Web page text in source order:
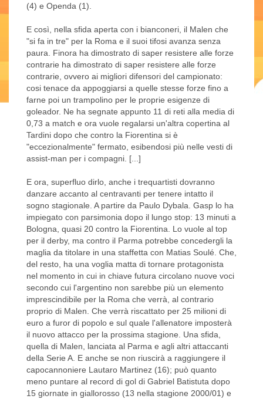
(4) e Openda (1).
E così, nella sfida aperta con i bianconeri, il Malen che
"si fa in tre" per la Roma e il suoi tifosi avanza senza
paura. Finora ha dimostrato di saper resistere alle forze
contrarie ha dimostrato di saper resistere alle forze
contrarie, ovvero ai migliori difensori del campionato:
cosi tenace da appoggiarsi a quelle stesse forze fino a
farne poi un trampolino per le proprie esigenze di
goleador. Ne ha segnate appunto 11 di reti alla media di
0,73 a match e ora vuole regalarsi un'altra copertina al
Tardini dopo che contro la Fiorentina si è
"eccezionalmente" fermato, esibendosi più nelle vesti di
assist-man per i compagni. [...]
E ora, superfluo dirlo, anche i trequartisti dovranno
danzare accanto al centravanti per tenere intatto il
sogno stagionale. A partire da Paulo Dybala. Gasp lo ha
impiegato con parsimonia dopo il lungo stop: 13 minuti a
Bologna, quasi 20 contro la Fiorentina. Lo vuole al top
per il derby, ma contro il Parma potrebbe concedergli la
maglia da titolare in una staffetta con Matias Soulé. Che,
del resto, ha una voglia matta di tornare protagonista
nel momento in cui in chiave futura circolano nuove voci
secondo cui l'argentino non sarebbe più un elemento
imprescindibile per la Roma che verrà, al contrario
proprio di Malen. Che verrà riscattato per 25 milioni di
euro a furor di popolo e sul quale l'allenatore imposterà
il nuovo attacco per la prossima stagione. Una sfida,
quella di Malen, lanciata al Parma e agli altri attaccanti
della Serie A. E anche se non riuscirà a raggiungere il
capocannoniere Lautaro Martinez (16); può quanto
meno puntare al record di gol di Gabriel Batistuta dopo
15 giornate in giallorosso (13 nella stagione 2000/01) e